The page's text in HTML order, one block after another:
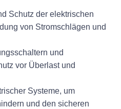
Schutz der elektrischen
von Stromschlägen und
und
vor Überlast und
Systeme, um
und den sicheren